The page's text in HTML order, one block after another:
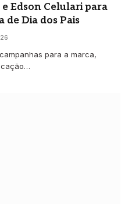
Edson Celulari para
Dia dos Pais
para a marca,